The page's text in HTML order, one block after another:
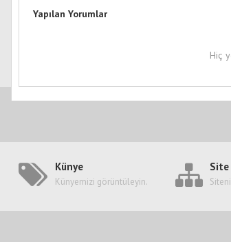
Yapılan Yorumlar
Hiç
Künye
Künyemizi görüntüleyin.
Site